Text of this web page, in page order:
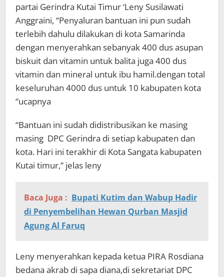
partai Gerindra Kutai Timur ‘Leny Susilawati
Anggraini, “Penyaluran bantuan ini pun sudah
terlebih dahulu dilakukan di kota Samarinda
dengan menyerahkan sebanyak 400 dus asupan
biskuit dan vitamin untuk balita juga 400 dus
vitamin dan mineral untuk ibu hamil.dengan total
keseluruhan 4000 dus untuk 10 kabupaten kota
“ucapnya
“Bantuan ini sudah didistribusikan ke masing
masing DPC Gerindra di setiap kabupaten dan
kota. Hari ini terakhir di Kota Sangata kabupaten
Kutai timur,” jelas leny
Baca Juga : Bupati Kutim dan Wabup Hadir
di Penyembelihan Hewan Qurban Masjid
Agung Al Faruq
Leny menyerahkan kepada ketua PIRA Rosdiana
bedana akrab di sapa diana,di sekretariat DPC